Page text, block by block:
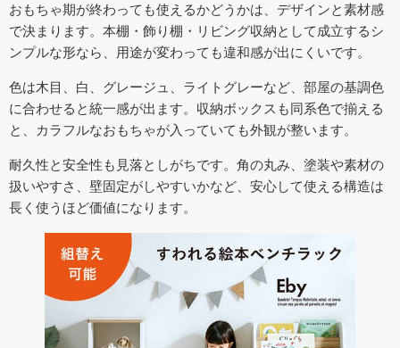
おもちゃ期が終わっても使えるかどうかは、デザインと素材感
で決まります。本棚・飾り棚・リビング収納として成立するシ
ンプルな形なら、用途が変わっても違和感が出にくいです。
色は木目、白、グレージュ、ライトグレーなど、部屋の基調色
に合わせると統一感が出ます。収納ボックスも同系色で揃える
と、カラフルなおもちゃが入っていても外観が整います。
耐久性と安全性も見落としがちです。角の丸み、塗装や素材の
扱いやすさ、壁固定がしやすいかなど、安心して使える構造は
長く使うほど価値になります。